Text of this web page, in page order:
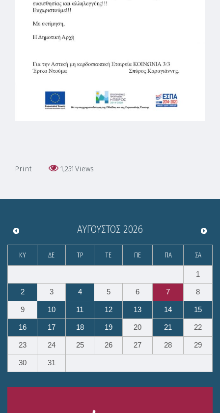
Print 1,251 Views
ΑΎΓΟΥΣΤΟΣ 2026
ΚΥ ΔΕ ΤΡ ΤΕ ΠΕ ΠΑ ΣΑ
1
2 3 4 5 6 7 8
9 10 11 12 13 14 15
16 17 18 19 20 21 22
23 24 25 26 27 28 29
30 31